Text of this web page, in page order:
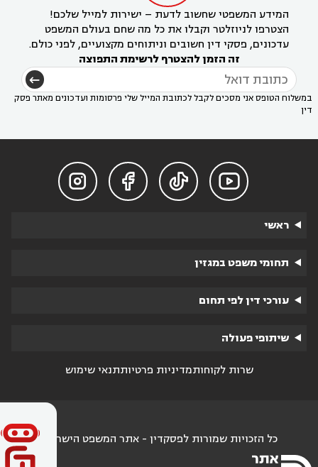
המידע המשפטי שחשוב לדעת – ישירות למייל שלכם!
הצטרפו לניוזלטר וקבלו את כל מה שחם בעולם המשפט
עדכונים, פסקי דין חשובים וניתוחים מקצועיים, לפני כולם.
זה הזמן להצטרף לרשימת התפוצה
במשלוח הטופס אני מסכים לקבל לכתובת המייל שלי פרסומות ועדכונים מאתר פסק
דין




ראשי
תחומי משפט במגזין
עורכי דין לפי תחום
שיתופי פעולה
שרות לקוחותמדיניות פרטיותתנאי שימוש
כל הזכויות שמורות לפסקדין - אתר המשפט הישראלי